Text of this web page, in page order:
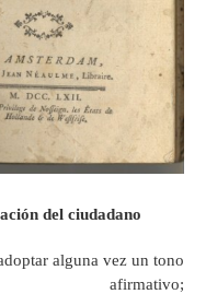
del ciudadano
alguna vez un tono
afirmativo;